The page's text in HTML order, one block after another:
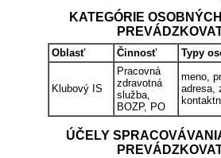
KATEGÓRIE
Oblasť Činnosť Typy
Klubový IS
Pracovná
zdravotná
služba,
BOZP, PO
meno,
adresa,
ÚČELY